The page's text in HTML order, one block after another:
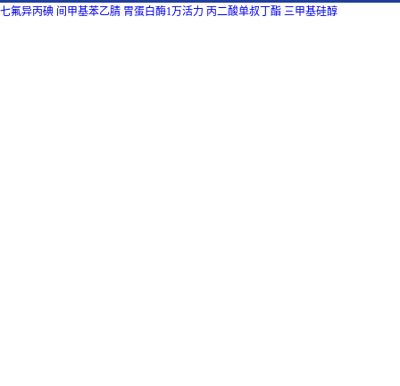
七氟异丙碘 间甲基苯乙腈 胃蛋白酶1万活力 丙二酸单叔丁酯 三甲基硅醇